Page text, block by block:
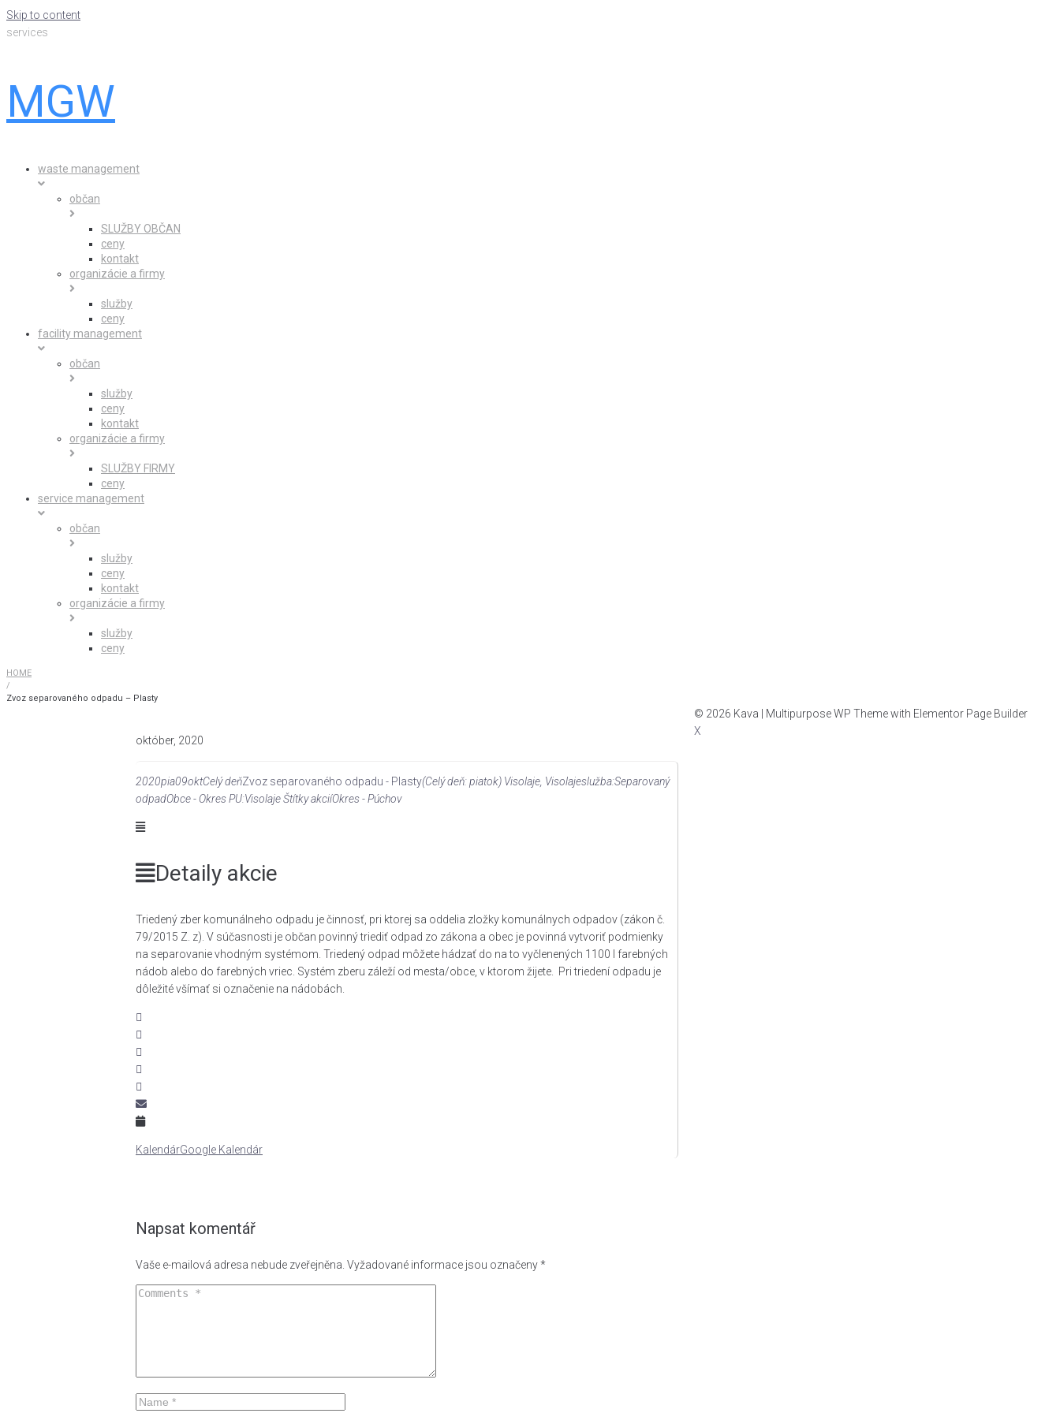
Skip to content
services
MGW
waste management
občan
SLUŽBY OBČAN
ceny
kontakt
organizácie a firmy
služby
ceny
facility management
občan
služby
ceny
kontakt
organizácie a firmy
SLUŽBY FIRMY
ceny
service management
občan
služby
ceny
kontakt
organizácie a firmy
služby
ceny
HOME
/
Zvoz separovaného odpadu – Plasty
október, 2020
2020pia09oktCelý deňZvoz separovaného odpadu - Plasty(Celý deň: piatok) Visolaje , Visolajeslužba:Separovaný
odpadObce - Okres PU:VisolajeŠtítky akciíOkres - Púchov
Detaily akcie
Triedený zber komunálneho odpadu je činnosť, pri ktorej sa oddelia zložky komunálnych odpadov (zákon č.
79/2015 Z. z). V súčasnosti je občan povinný triediť odpad zo zákona a obec je povinná vytvoriť podmienky
na separovanie vhodným systémom. Triedený odpad môžete hádzať do na to vyčlenených 1100 l farebných
nádob alebo do farebných vriec. Systém zberu záleží od mesta/obce, v ktorom žijete. Pri triedení odpadu je
dôležité všímať si označenie na nádobách.
KalendárGoogle Kalendár
Napsat komentář
Vaše e-mailová adresa nebude zveřejněna. Vyžadované informace jsou označeny*
© 2026 Kava | Multipurpose WP Theme with Elementor Page Builder
X